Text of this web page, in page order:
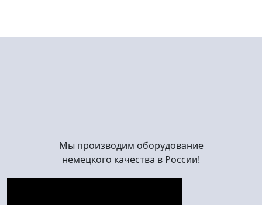
Мы производим оборудование
немецкого качества в России!